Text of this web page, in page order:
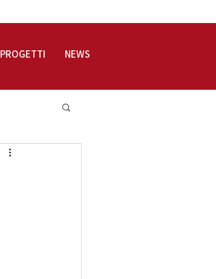
PROGETTI NEWS